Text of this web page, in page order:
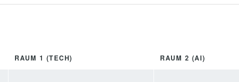
RAUM 1 (TECH) RAUM 2 (AI)